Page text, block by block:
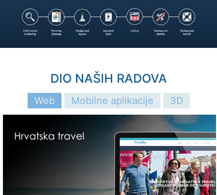
DIO NAŠIH RADOVA
Web Mobilne aplikacije 3D